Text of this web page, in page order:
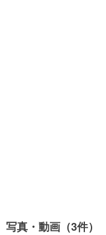
写真・動画（3件）